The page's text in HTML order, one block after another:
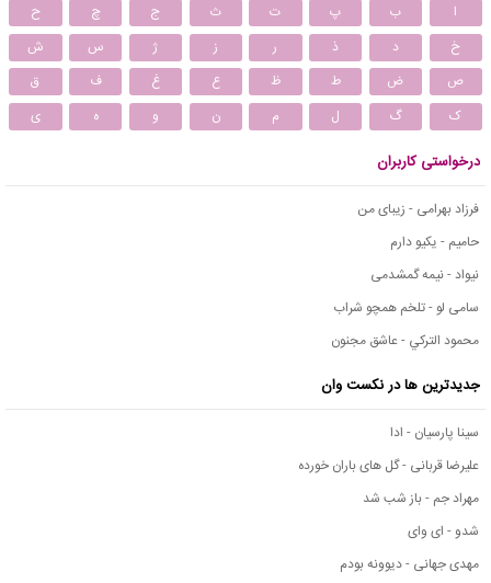
ا ب پ ت ث ج چ
ح
خ
د ذ ر ز ژ س
ش
ص
ض ط ظ ع غ ف
ق
ک
گ ل م ن و ه ی
درخواستی کاربران
فرزاد بهرامی - زیبای من
حامیم - یکیو دارم
نیواد - نیمه گمشدمی
سامی لو - تلخم همچو شراب
محمود التركي - عاشق مجنون
جدیدترین ها در نکست وان
سینا پارسیان - ادا
علیرضا قربانی - گل های باران خورده
مهراد جم - باز شب شد
شدو - ای وای
مهدی جهانی - دیوونه بودم